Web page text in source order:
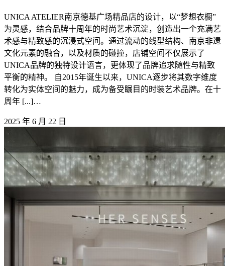
UNICA ATELIER南京德基广场精品店的设计，以“梦想衣橱”
为灵感，结合品牌十周年的时尚艺术沉淀，创造出一个充满艺
术感与精致感的沉浸式空间。通过流动的线型结构、南京非遗
文化元素的融合，以及材质的碰撞，店铺空间不仅展示了
UNICA品牌的独特设计语言，更体现了品牌追求随性与精致
平衡的精神。 自2015年诞生以来，UNICA逐步将其数字维度
转化为实体空间的魅力，成为备受瞩目的时装艺术品牌。在十
周年 [...]…
2025 年 6 月 22 日